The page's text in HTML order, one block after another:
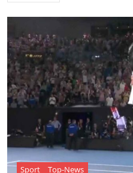
Sport Top-News